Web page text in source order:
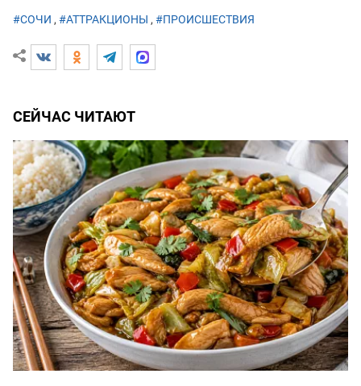
#СОЧИ , #АТТРАКЦИОНЫ , #ПРОИСШЕСТВИЯ
СЕЙЧАС ЧИТАЮТ